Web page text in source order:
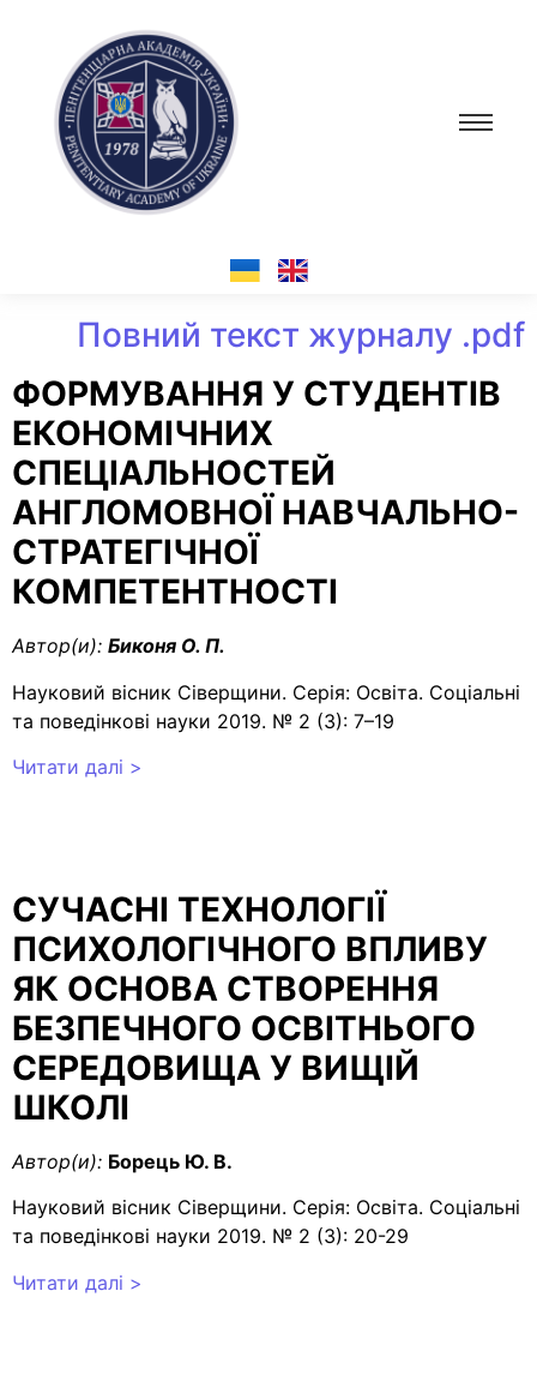
Повний текст журналу .pdf
ФОРМУВАННЯ У СТУДЕНТІВ
ЕКОНОМІЧНИХ
СПЕЦІАЛЬНОСТЕЙ
АНГЛОМОВНОЇ НАВЧАЛЬНО-
СТРАТЕГІЧНОЇ
КОМПЕТЕНТНОСТІ
Автор(и): Биконя О. П.
Науковий вісник Сіверщини. Серія: Освіта. Соціальні
та поведінкові науки 2019. № 2 (3): 7–19
Читати далі >
СУЧАСНІ ТЕХНОЛОГІЇ
ПСИХОЛОГІЧНОГО ВПЛИВУ
ЯК ОСНОВА СТВОРЕННЯ
БЕЗПЕЧНОГО ОСВІТНЬОГО
СЕРЕДОВИЩА У ВИЩІЙ
ШКОЛІ
Автор(и): Борець Ю. В.
Науковий вісник Сіверщини. Серія: Освіта. Соціальні
та поведінкові науки 2019. № 2 (3): 20-29
Читати далі >